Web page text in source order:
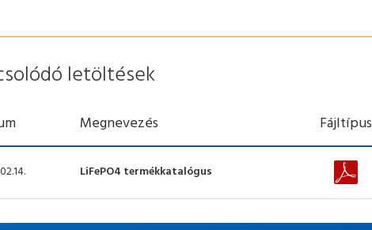
letöltések
Megnevezés Fájltípus
LiFePO4 termékkatalógus